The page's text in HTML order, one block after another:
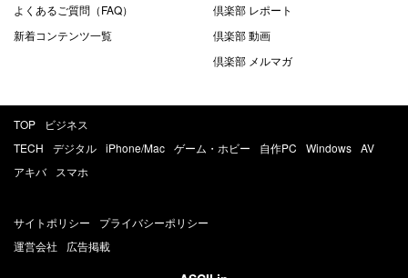
よくあるご質問（FAQ）
新着コンテンツ一覧
倶楽部 レポート
倶楽部 動画
倶楽部 メルマガ
TOP
ビジネス
TECH
デジタル iPhone/Mac ゲーム・ホビー 自作PC Windows AV
アキバ
スマホ
サイトポリシー
プライバシーポリシー
運営会社
広告掲載